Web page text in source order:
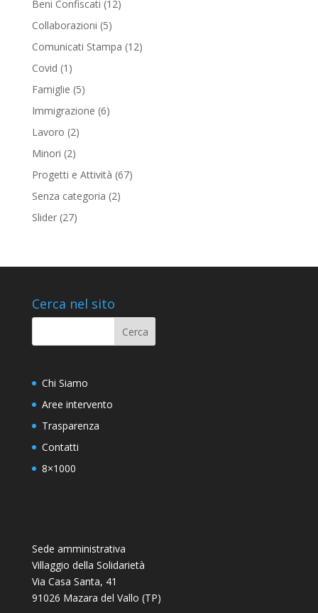
Beni Confiscati (12)
Collaborazioni (5)
Comunicati Stampa (12)
Covid (1)
Famiglie (5)
Immigrazione (6)
Lavoro (2)
Minori (2)
Progetti e Attività (67)
Senza categoria (2)
Slider(27)
Cerca nel sito
Chi Siamo
Aree intervento
Trasparenza
Contatti
8×1000
Sede amministrativa
Villaggio della Solidarietà
Via Casa Santa, 41
91026 Mazara del Vallo (TP)